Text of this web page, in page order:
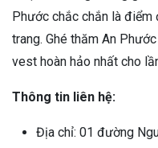
Phước chắc chắn là
trang. Ghé thăm An
vest hoàn hảo nhất cho
Thông tin liên hệ:
Địa chỉ: 01 đường